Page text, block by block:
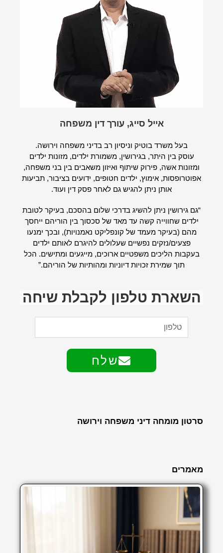
אייל סייג, עורך דין משפחה
בעל משרד בוטיק וניסיון רב בדיני משפחה וירושה.
עוסק בין היתר, בגירושין, משמורת ילדים, מזונות ילדים
ומזונות אשה, פירוק שיתוף ואיזון משאבים בין בני משפחה,
אפוטרופסות, אימוץ, ילדים חטופים, ידועים בציבור, תביעות
אותן ניתן להגיש גם לאחר פסק דין ועוד.
“גם גירושין ניתן להשיג בדרכי שלום בהסכם, בעיקר לטובת
ילדים שחווייה קשה עד מאד של סכסוך בין הוריהם ייחסך
מהם (בעיקר מעמד של קונפליקט נאמנויות), ובכך ימנעו
פצעים/נזקים נפשיים שעלולים להיגרם לאותם ילדים
בעקבות הליכים משפטיים ארוכים, מייגעים ומתישים. הכל
תוך שמירת זכויות דיוניות ומהותיות של הוריהם.”
השארת טלפון לקבלת שיחה
שלח
סרטון מומחה דיני משפחה וירושה
מאמרים